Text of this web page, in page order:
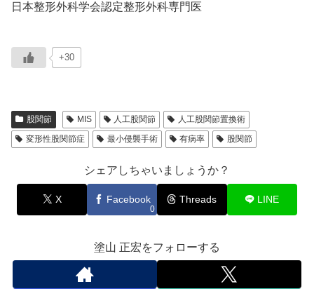
日本整形外科学会認定整形外科専門医
+30
股関節 MIS 人工股関節
人工股関節置換術
変形性股関節症
最小侵襲手術 有病率 股関節
シェアしちゃいましょうか？
X Facebook
0
Threads LINE
塗山 正宏をフォローする